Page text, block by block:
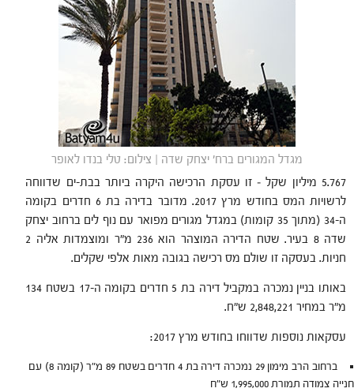
מגדל המגורים ברח' יצחק שדה | צילום: טלי בנדו לאופר
5.767 מיליון שקל – זו עסקת הרכישה היקרה ביותר בבת-ים שדווחה
לרשויות המס בחודש מרץ 2017. מדובר בדירה בת 6 חדרים בקומה
ה-34 (מתוך 35 קומות) במגדל מגורים מפואר עם נוף לים ברחוב יצחק
שדה 8 בעיר. שטח הדירה המוצהר הוא 236 מ"ר ומוצמדות אליה 2
חניות. בעסקה זו שולם מס רכישה בגובה מאות אלפי שקלים.
באותו בניין נמכרה במקביל דירה בת 5 חדרים בקומה ה-17 בשטח 134
מ"ר במחיר 2,848,221 ש"ח.
עסקאות נוספות שדווחו בחודש מרץ 2017:
ברחוב הרב מימון 29 נמכרה דירה בת 4 חדרים בשטח 89 מ"ר (קומה 8) עם
חנייה צמודה תמורת 1,995,000 ש"ח